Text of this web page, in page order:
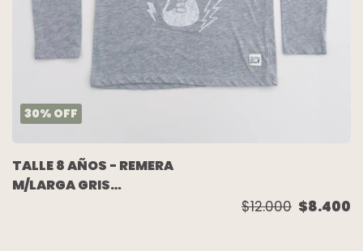
30% OFF
TALLE 8 AÑOS - REMERA
M/LARGA GRIS
$12.000 $8.400